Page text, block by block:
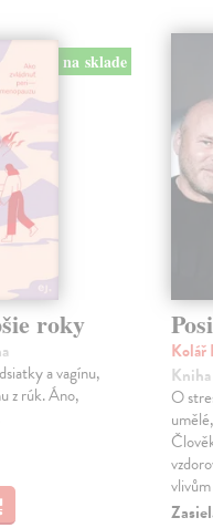
na sklade
roky
a vagínu,
z rúk. Áno,
Kolář
Kniha
O